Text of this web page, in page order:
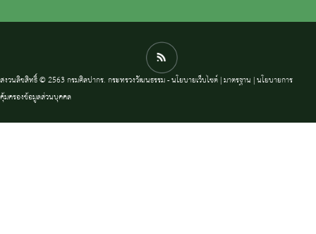
สงวนลิขสิทธิ์ © 2563 กรมศิลปากร. กระทรวงวัฒนธรรม -นโยบายเว็บไซต์|มาตรฐาน |นโยบายการ
คุ้มครองข้อมูลส่วนบุคคล